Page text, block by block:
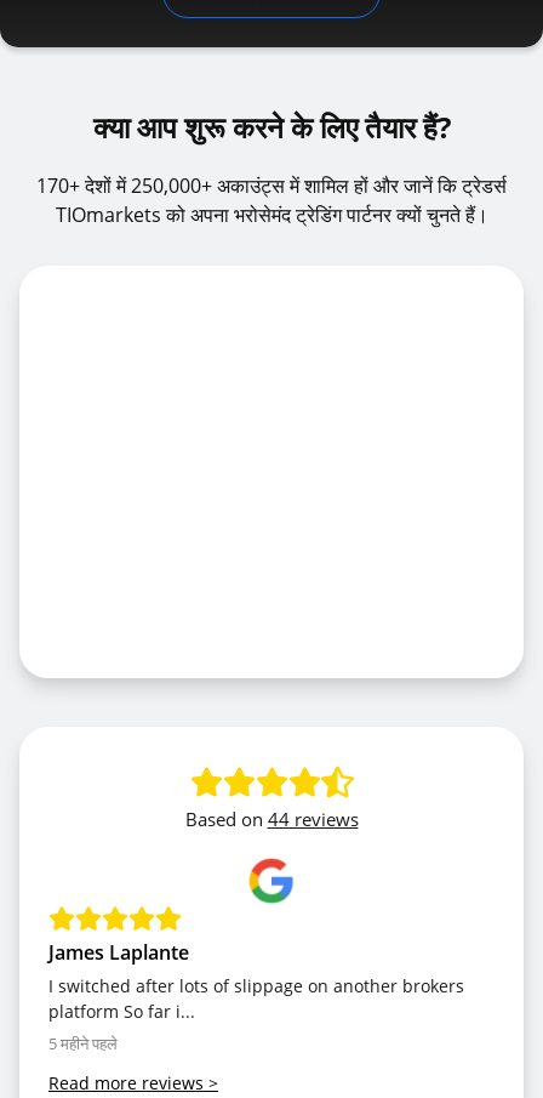
क्या आप शुरू करने के लिए तैयार हैं?
170+ देशों में 250,000+ अकाउंट्स में शामिल हों और जानें कि ट्रेडर्स
TIOmarkets को अपना भरोसेमंद ट्रेडिंग पार्टनर क्यों चुनते हैं।
Based on 44 reviews
James Laplante
I switched after lots of slippage on another brokers
platform So far i...
5 महीने पहले
Read more reviews >